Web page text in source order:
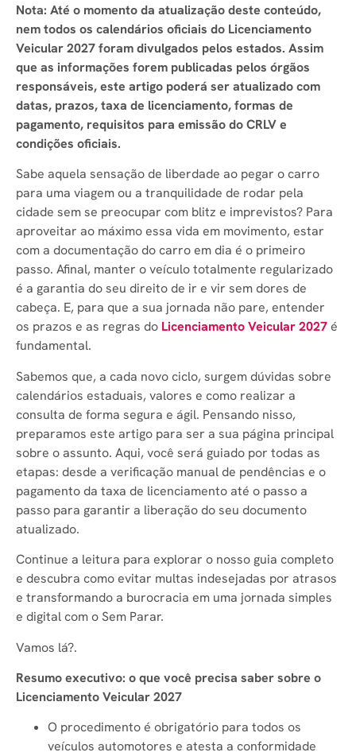
Nota: Até o momento da atualização deste conteúdo,
nem todos os calendários oficiais do Licenciamento
Veicular 2027 foram divulgados pelos estados. Assim
que as informações forem publicadas pelos órgãos
responsáveis, este artigo poderá ser atualizado com
datas, prazos, taxa de licenciamento, formas de
pagamento, requisitos para emissão do CRLV e
condições oficiais.
Sabe aquela sensação de liberdade ao pegar o carro
para uma viagem ou a tranquilidade de rodar pela
cidade sem se preocupar com blitz e imprevistos? Para
aproveitar ao máximo essa vida em movimento, estar
com a documentação do carro em dia é o primeiro
passo. Afinal, manter o veículo totalmente regularizado
é a garantia do seu direito de ir e vir sem dores de
cabeça. E, para que a sua jornada não pare, entender
os prazos e as regras do Licenciamento Veicular 2027é
fundamental.
Sabemos que, a cada novo ciclo, surgem dúvidas sobre
calendários estaduais, valores e como realizar a
consulta de forma segura e ágil. Pensando nisso,
preparamos este artigo para ser a sua página principal
sobre o assunto. Aqui, você será guiado por todas as
etapas: desde a verificação manual de pendências e o
pagamento da taxa de licenciamento até o passo a
passo para garantir a liberação do seu documento
atualizado.
Continue a leitura para explorar o nosso guia completo
e descubra como evitar multas indesejadas por atrasos
e transformando a burocracia em uma jornada simples
e digital com o Sem Parar.
Vamos lá?.
Resumo executivo: o que você precisa saber sobre o
Licenciamento Veicular 2027
O procedimento é obrigatório para todos os
veículos automotores e atesta a conformidade